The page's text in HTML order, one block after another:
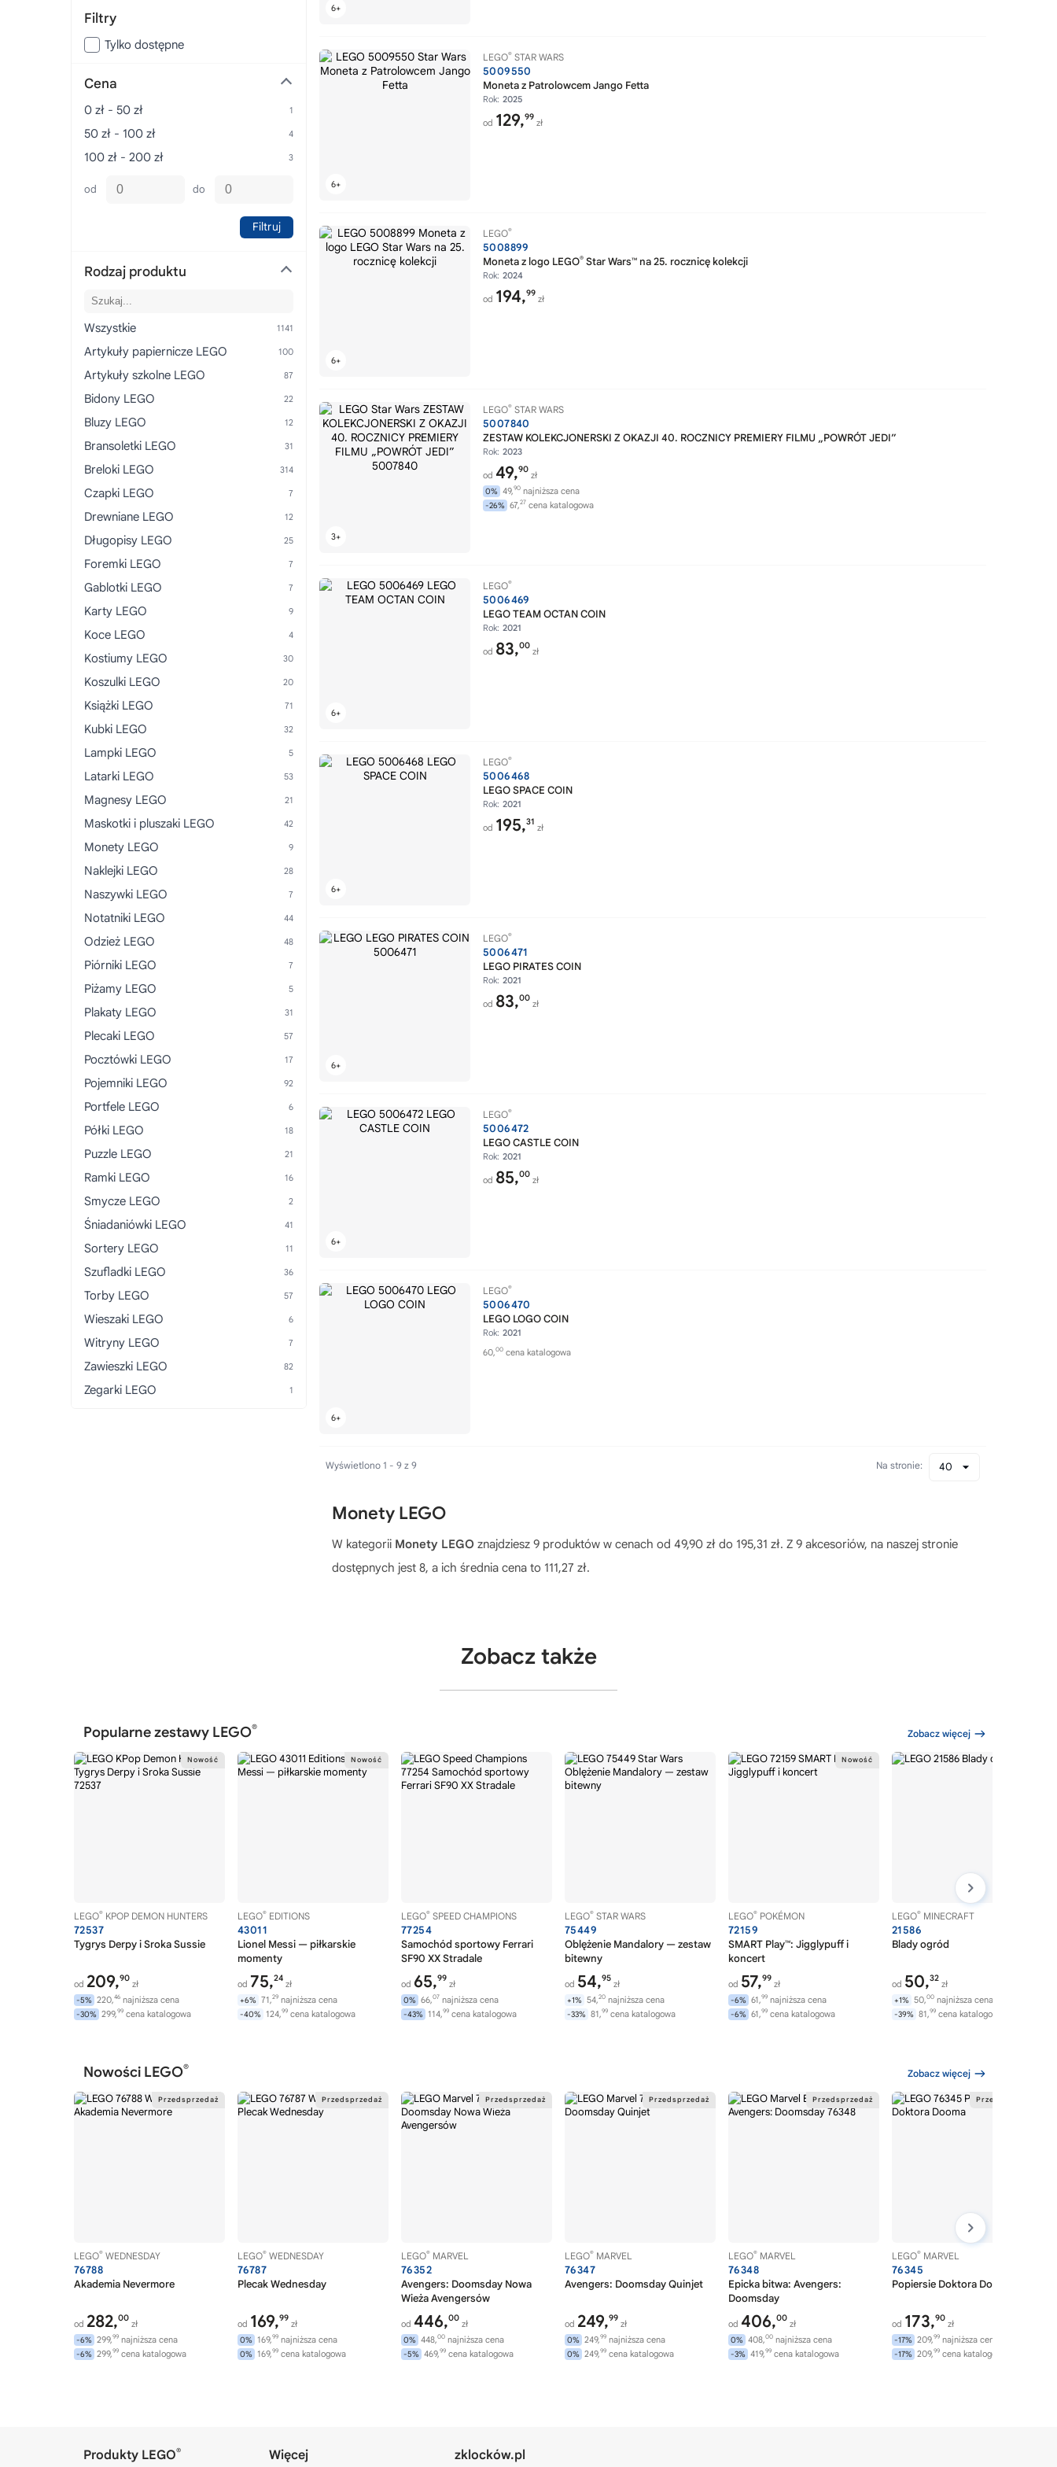
LEGO® STAR WARS
5009550
Moneta z Patrolowcem Jango Fetta
Rok: 2025
od 129,99
zł
LEGO®
5008899
Moneta z logo LEGO® Star Wars™ na 25. rocznicę kolekcji
Rok: 2024
od 194,99
zł
LEGO® STAR WARS
5007840
ZESTAW KOLEKCJONERSKI Z OKAZJI 40. ROCZNICY PREMIERY FILMU „POWRÓT JEDI”
Rok: 2023
od 49,90
zł
0% 49,90 najniższa cena
-26% 67,27 cena katalogowa
LEGO®
5006469
LEGO TEAM OCTAN COIN
Rok: 2021
od 83,00
zł
LEGO®
5006468
LEGO SPACE COIN
Rok: 2021
od 195,31
zł
LEGO®
5006471
LEGO PIRATES COIN
Rok: 2021
od 83,00
zł
LEGO®
5006472
LEGO CASTLE COIN
Rok: 2021
od 85,00
zł
LEGO®
5006470
LEGO LOGO COIN
Rok: 2021
60,00 cena katalogowa
Wyświetlono 1 - 9 z 9 40
Na stronie:
Monety LEGO
W kategorii Monety LEGO znajdziesz 9 produktów w cenach od 49,90 zł do 195,31 zł. Z 9 akcesoriów, na naszej stronie
dostępnych jest 8, a ich średnia cena to 111,27 zł.
Filtry
Tylko dostępne
Cena
0 zł - 50 zł
50 zł - 100 zł
100 zł - 200 zł
od do
Filtruj
Rodzaj produktu
Wszystkie
Artykuły papiernicze LEGO
Artykuły szkolne LEGO
Bidony LEGO
Bluzy LEGO
Bransoletki LEGO
Breloki LEGO
Czapki LEGO
Drewniane LEGO
Długopisy LEGO
Foremki LEGO
Gablotki LEGO
Karty LEGO
Koce LEGO
Kostiumy LEGO
Koszulki LEGO
Książki LEGO
Kubki LEGO
Lampki LEGO
Latarki LEGO
Magnesy LEGO
Maskotki i pluszaki LEGO
Monety LEGO
Naklejki LEGO
Naszywki LEGO
Notatniki LEGO
Odzież LEGO
Piórniki LEGO
Piżamy LEGO
Plakaty LEGO
Plecaki LEGO
Pocztówki LEGO
Pojemniki LEGO
Portfele LEGO
Półki LEGO
Puzzle LEGO
Ramki LEGO
Smycze LEGO
Śniadaniówki LEGO
Sortery LEGO
Szufladki LEGO
Torby LEGO
Wieszaki LEGO
Witryny LEGO
Zawieszki LEGO
Zegarki LEGO
Zobacz także
Popularne zestawy LEGO® Zobacz więcej
LEGO® KPOP DEMON HUNTERS
72537
Tygrys Derpy i Sroka Sussie
od 209,90
zł
-5% 220,46 najniższa cena
-30% 299,99 cena katalogowa
LEGO® EDITIONS
43011
Lionel Messi — piłkarskie
momenty
od 75,24
zł
+6% 71,29 najniższa cena
-40% 124,99 cena katalogowa
LEGO® SPEED CHAMPIONS
77254
Samochód sportowy Ferrari
SF90 XX Stradale
od 65,99
zł
0% 66,07 najniższa cena
-43% 114,99 cena katalogowa
LEGO® STAR WARS
75449
Oblężenie Mandalory — zestaw
bitewny
od 54,95
zł
+1% 54,20 najniższa cena
-33% 81,99 cena katalogowa
LEGO® POKÉMON
72159
SMART Play™: Jigglypuff i
koncert
od 57,99
zł
-6% 61,99 najniższa cena
-6% 61,99 cena katalogowa
LEGO® MINECRAFT
21586
Blady ogród
od 50,32
zł
+1% 50,00 najniższa cena
-39% 81,99 cena katalogowa
Nowości LEGO® Zobacz więcej
LEGO® WEDNESDAY
76788
Akademia Nevermore
od 282,00
zł
-6% 299,99 najniższa cena
-6% 299,99 cena katalogowa
LEGO® WEDNESDAY
76787
Plecak Wednesday
od 169,99
zł
0% 169,99 najniższa cena
0% 169,99 cena katalogowa
LEGO® MARVEL
76352
Avengers: Doomsday Nowa
Wieża Avengersów
od 446,00
zł
0% 448,00 najniższa cena
-5% 469,99 cena katalogowa
LEGO® MARVEL
76347
Avengers: Doomsday Quinjet
od 249,99
zł
0% 249,99 najniższa cena
0% 249,99 cena katalogowa
LEGO® MARVEL
76348
Epicka bitwa: Avengers:
Doomsday
od 406,00
zł
0% 408,00 najniższa cena
-3% 419,99 cena katalogowa
LEGO® MARVEL
76345
Popiersie Doktora Dooma
od 173,90
zł
-17% 209,99 najniższa cena
-17% 209,99 cena katalogowa
Produkty LEGO® Więcej zklocków.pl